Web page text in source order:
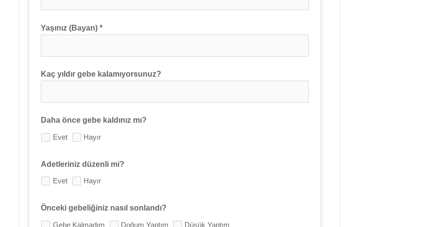
Yaşınız (Bayan) *
Kaç yıldır gebe kalamıyorsunuz?
Daha önce gebe kaldınız mı?
Evet Hayır
Adetleriniz düzenli mi?
Evet Hayır
Önceki gebeliğiniz nasıl sonlandı?
Gebe Kalmadım Doğum Yaptım Düşük Yaptım